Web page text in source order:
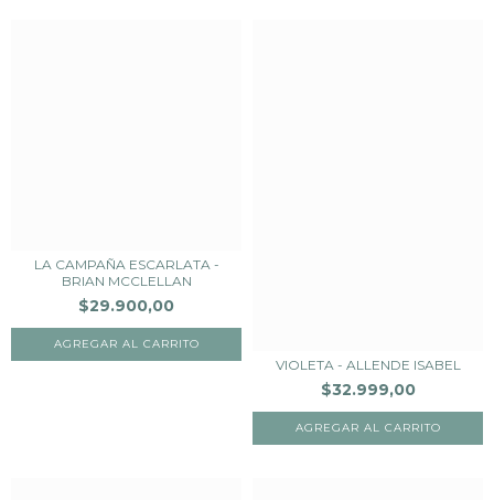
LA CAMPAÑA ESCARLATA -
BRIAN MCCLELLAN
$29.900,00
VIOLETA - ALLENDE ISABEL
$32.999,00